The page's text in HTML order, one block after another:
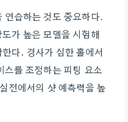
연습하는 것도 중요하다.
가 높은 모델을 시험해
다. 경사가 심한 홀에서
스를 조정하는 피팅 요소
전에서의 샷 예측력을 높